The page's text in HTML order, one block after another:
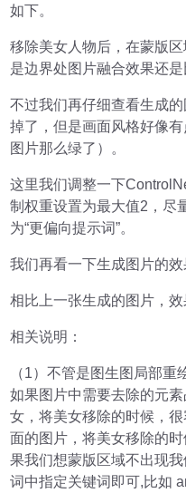
如下。
移除美女人物后，在蒙版
是边界处图片融合效果还
不过我们再仔细查看生成
掉了，但是画面风格好像
图片那么绿了）。
这里我们调整一下
制权重设置为最大值2，尽
为“更偏向提示词”。
我们再看一下生成图片的效
相比上一张生成的图片，效
相关说明：
（1）不管是图生图局部重
如果图片中需要去除的元
女，将美女移除的时候，
面的图片，将美女移除的
果我们想蒙版区域不出现
词中指定关键词即可,比如